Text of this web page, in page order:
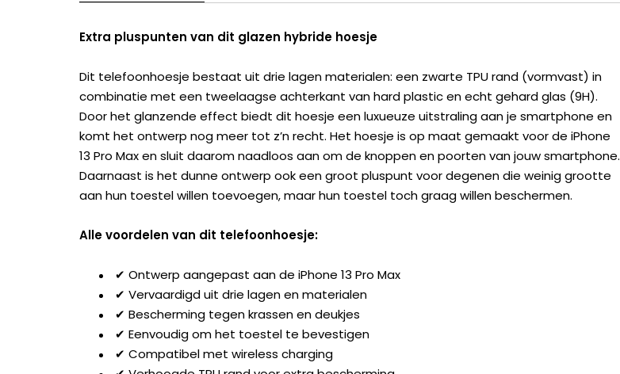
Extra pluspunten van dit glazen hybride hoesje
Dit telefoonhoesje bestaat uit drie lagen materialen: een zwarte TPU rand (vormvast) in
combinatie met een tweelaagse achterkant van hard plastic en echt gehard glas (9H).
Door het glanzende effect biedt dit hoesje een luxueuze uitstraling aan je smartphone en
komt het ontwerp nog meer tot z’n recht. Het hoesje is op maat gemaakt voor de iPhone
13 Pro Max en sluit daarom naadloos aan om de knoppen en poorten van jouw smartphone.
Daarnaast is het dunne ontwerp ook een groot pluspunt voor degenen die weinig grootte
aan hun toestel willen toevoegen, maar hun toestel toch graag willen beschermen.
Alle voordelen van dit telefoonhoesje:
✔ Ontwerp aangepast aan de iPhone 13 Pro Max
✔ Vervaardigd uit drie lagen en materialen
✔ Bescherming tegen krassen en deukjes
✔ Eenvoudig om het toestel te bevestigen
✔ Compatibel met wireless charging